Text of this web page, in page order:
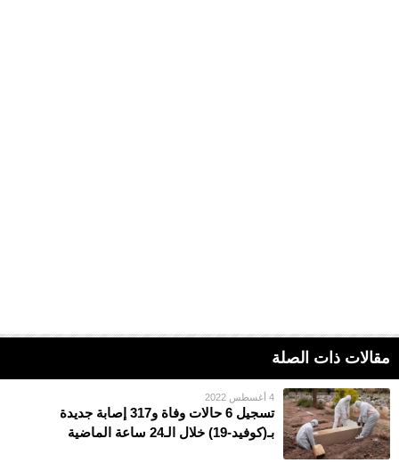
مقالات ذات الصلة
4 أغسطس 2022
تسجيل 6 حالات وفاة و317 إصابة جديدة
بـ(كوفيد-19) خلال الـ24 ساعة الماضية